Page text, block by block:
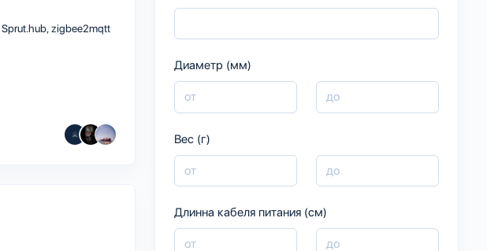
Sprut.hubzigbee2mqtt
Диаметр (мм)
Вес (г)
Длинна кабеля питания (см)